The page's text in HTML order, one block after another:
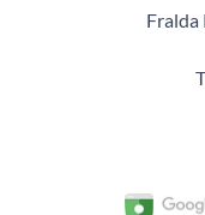
Fralda